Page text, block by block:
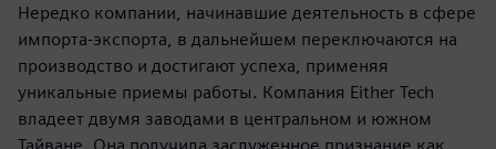
Нередко компании, начинавшие деятельность в сфере
импорта-экспорта, в дальнейшем переключаются на
производство и достигают успеха, применяя
уникальные приемы работы. Компания Either Tech
владеет двумя заводами в центральном и южном
Тайване. Она получила заслуженное признание как